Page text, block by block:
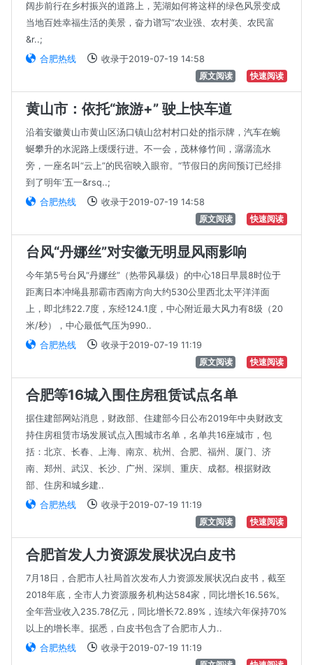
阔步前行在乡村振兴的道路上，芜湖如何将这样的绿色风景变成
当地百姓幸福生活的美景，奋力谱写“农业强、农村美、农民富
&r..;
合肥热线
收录于2019-07-19 14:58
原文阅读
快速阅读
黄山市：依托“旅游+” 驶上快车道
沿着安徽黄山市黄山区汤口镇山岔村村口处的指示牌，汽车在蜿
蜒攀升的水泥路上缓缓行进。不一会，茂林修竹间，潺潺流水
旁，一座名叫“云上”的民宿映入眼帘。“节假日的房间预订已经排
到了明年‘五一&rsq..;
合肥热线
收录于2019-07-19 14:58
原文阅读
快速阅读
台风“丹娜丝”对安徽无明显风雨影响
今年第5号台风“丹娜丝”（热带风暴级）的中心18日早晨8时位于
距离日本冲绳县那霸市西南方向大约530公里西北太平洋洋面
上，即北纬22.7度，东经124.1度，中心附近最大风力有8级（20
米/秒），中心最低气压为990..
合肥热线
收录于2019-07-19 11:19
原文阅读
快速阅读
合肥等16城入围住房租赁试点名单
据住建部网站消息，财政部、住建部今日公布2019年中央财政支
持住房租赁市场发展试点入围城市名单，名单共16座城市，包
括：北京、长春、上海、南京、杭州、合肥、福州、厦门、济
南、郑州、武汉、长沙、广州、深圳、重庆、成都。根据财政
部、住房和城乡建..
合肥热线
收录于2019-07-19 11:19
原文阅读
快速阅读
合肥首发人力资源发展状况白皮书
7月18日，合肥市人社局首次发布人力资源发展状况白皮书，截至
2018年底，全市人力资源服务机构达584家，同比增长16.56%。
全年营业收入235.78亿元，同比增长72.89%，连续六年保持70%
以上的增长率。据悉，白皮书包含了合肥市人力..
合肥热线
收录于2019-07-19 11:19